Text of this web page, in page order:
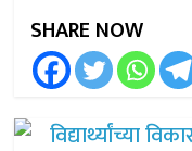
SHARE NOW